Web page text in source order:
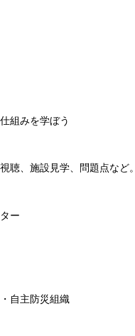
組みを学ぼう
聴、施設見学、問題点など。
ー
自主防災組織